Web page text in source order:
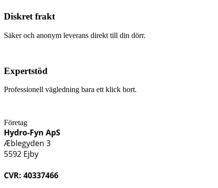
Diskret frakt
Säker och anonym leverans direkt till din dörr.
Expertstöd
Professionell vägledning bara ett klick bort.
Företag
Hydro-Fyn ApS
Æblegyden 3
5592 Ejby
CVR: 40337466